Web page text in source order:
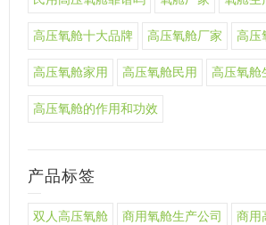
高压氧舱十大品牌 高压氧舱厂家 高压
高压氧舱家用 高压氧舱民用 高压氧舱
高压氧舱的作用和功效
产品标签
双人高压氧舱 商用氧舱生产公司 商用